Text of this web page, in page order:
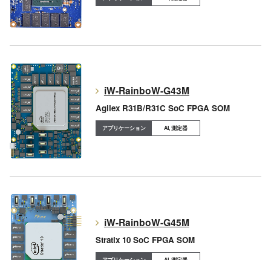
iW-RainboW-G43M
Agilex R31B/R31C SoC FPGA SOM
AI, 測定器
iW-RainboW-G45M
Stratix 10 SoC FPGA SOM